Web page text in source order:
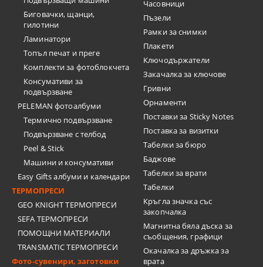
Биговачки, щанци,
гилотини
Ламинатори
Топъл печат и преге
Комплекти за фотоблокчета
Консумативи за
подвързване
PELEMAN фотоалбуми
Термично подвързване
Подвързване с телбод
Peel & Stick
Машини и консумативи
Easy Gifts албуми и календари
ТЕРМОПРЕСИ
GEO KNIGHT ТЕРМОПРЕСИ
SEFA ТЕРМОПРЕСИ
ПОМОЩНИ МАТЕРИАЛИ
TRANSMATIC ТЕРМОПРЕСИ
Фото-сувенири, заготовки
Часовници
Пъзели
Рамки за снимки
Плакети
Ключодържатели
Закачалка за ключове
Гривни
Орнаменти
Поставки за Sticky Notes
Поставка за визитки
Tабелки за бюро
Баджове
Табелки за врати
Табелки
Кръгла значка със
закопчалка
Магнитна бяла дъска за
съобщения, графици
Окачалка за дръжка за
врата